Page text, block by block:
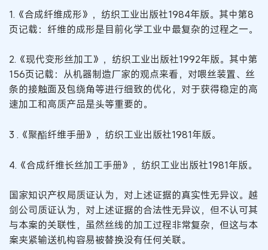
1.《合成纤维成形》，纺织工业出版社1984年版。其中第8
页记载：纤维的成形是目前化学工业中最复杂的过程之一。
2.《现代变形丝加工》，纺织工业出版社1992年版。其中第
156页记载：从机器制造厂家的观点来看，对喂丝装置、丝
条的接触面及包绕角等进行细致的优化，对于获得稳定的高
速加工和高质产品是头等重要的。
3 .《聚酯纤维手册》，纺织工业出版社1981年版。
4.《合成纤维长丝加工手册》，纺织工业出版社1981年版。
国家知识产权局质证认为，对上述证据的真实性无异议。越
剑公司质证认为，对上述证据的合法性无异议，但不认可其
与本案的关联性，虽然丝线的加工过程非常复杂，但这与本
案夹紧输送机构容易被替换没有任何关联。